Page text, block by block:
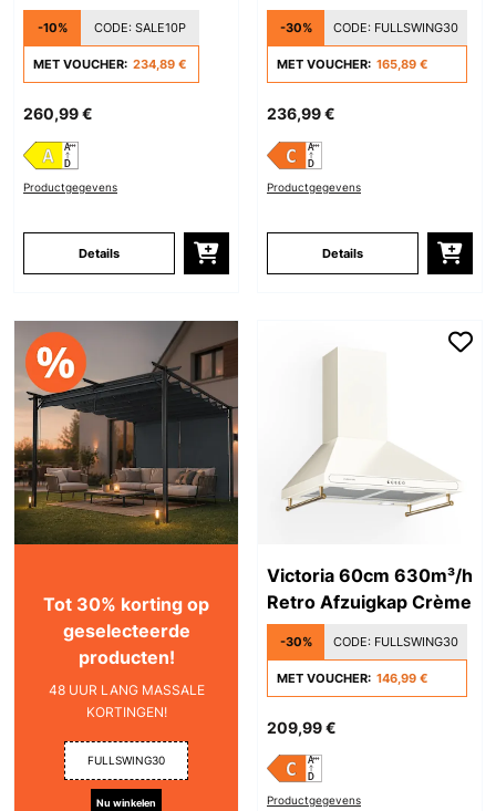
Zwart
-10% CODE: SALE10P
MET VOUCHER: 234,89 €
260,99 €
Productgegevens
Details
-30% CODE: FULLSWING30
MET VOUCHER: 165,89 €
236,99 €
Productgegevens
Details
Tot 30% korting op
geselecteerde
producten!
48 UUR LANG MASSALE
KORTINGEN!
FULLSWING30
Nu winkelen
Victoria 60cm 630m³/h
Retro Afzuigkap Crème
-30% CODE: FULLSWING30
MET VOUCHER: 146,99 €
209,99 €
Productgegevens